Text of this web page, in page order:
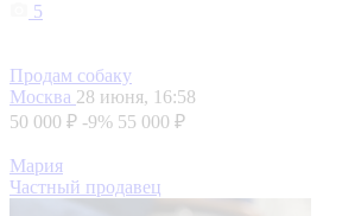
5
Продам собаку
Москва 28 июня, 16:58
50 000 ₽ -9% 55 000 ₽
Мария
Частный продавец